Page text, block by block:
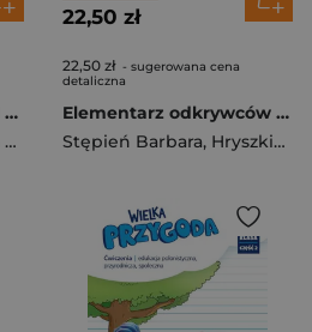
Wielka Przygoda NEON klasa 3 część 1 podręcznik zintegrowany EDYCJA 2025-2027
,Ogrodowczyk
22,50 zł
22,50 zł - sugerowana cena
detaliczna
Elementarz odkrywców NEON klasa 2 część 3 zeszyt ćwiczeń zintegrowanych EDYCJA 2024-2026
Stępień Barbara, Hryszkiewicz Ewa